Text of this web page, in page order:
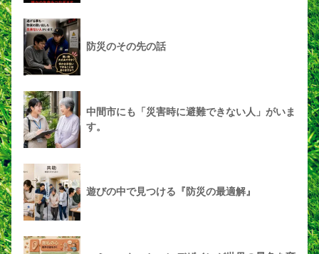
防災のその先の話
中間市にも「災害時に避難できない人」がいま
す。
遊びの中で見つける『防災の最適解』